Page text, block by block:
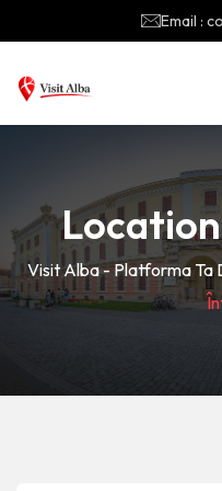
Email :
Visit Alba - Platforma Ta